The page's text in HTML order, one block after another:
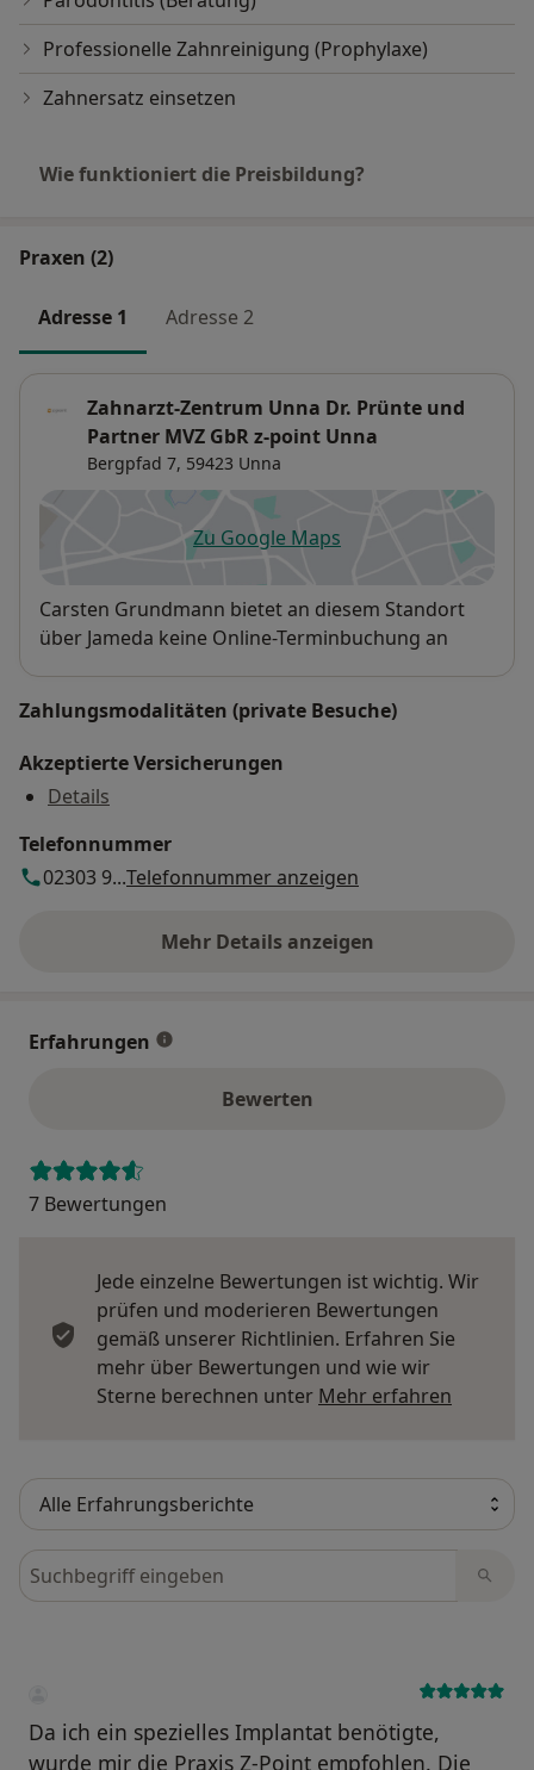
Professionelle Zahnreinigung (Prophylaxe)
Zahnersatz einsetzen
Wie funktioniert die Preisbildung?
Praxen (2)
Adresse 1 Adresse 2
Zahnarzt-Zentrum Unna Dr. Prünte und
Partner MVZ GbR z-point Unna
Bergpfad 7, 59423 Unna
Zu Google Mapsöffnet in einer neuen
Verfügbarkeit
Carsten Grundmann bietet an diesem Standort
über Jameda keine Online-Terminbuchung an
Zahlungsmodalitäten (private Besuche)
Akzeptierte Versicherungen
Details
Telefonnummer
02303 9...Telefonnummer anzeigen
Mehr Details anzeigen
über die Adresse
Erfahrungen
Bewerten
7 Bewertungen
Jede einzelne Bewertungen ist wichtig. Wir
prüfen und moderieren Bewertungen
gemäß unserer Richtlinien. Erfahren Sie
mehr über Bewertungen und wie wir
Sterne berechnen unter Mehr erfahren
Bewertungen durchsuchen
Da ich ein spezielles Implantat benötigte,
wurde mir die Praxis Z-Point empfohlen. Die